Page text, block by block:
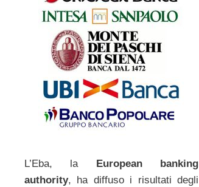
L’Eba, la
European banking
authority, ha diffuso i risultati degli